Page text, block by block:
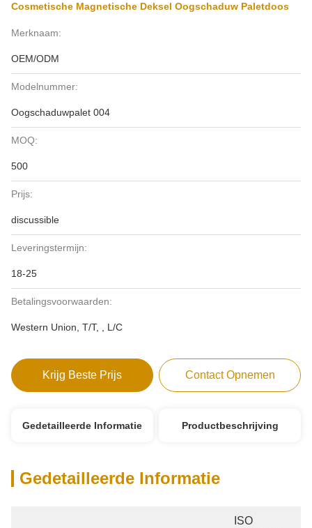
Cosmetische Magnetische Deksel Oogschaduw Paletdoos
Merknaam:
OEM/ODM
Modelnummer:
Oogschaduwpalet 004
MOQ:
500
Prijs:
discussible
Leveringstermijn:
18-25
Betalingsvoorwaarden:
Western Union, T/T, , L/C
Krijg Beste Prijs Contact Opnemen
Gedetailleerde Informatie Productbeschrijving
Gedetailleerde Informatie
ISO